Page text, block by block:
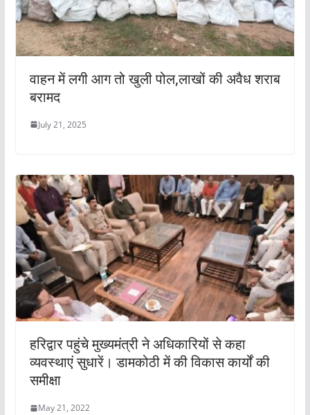
वाहन में लगी आग तो खुली पोल,लाखों की अवैध शराब
बरामद
July 21, 2025
हरिद्वार पहुंचे मुख्यमंत्री ने अधिकारियों से कहा
व्यवस्थाएं सुधारें। डामकोठी में की विकास कार्यों की
समीक्षा
May 21, 2022